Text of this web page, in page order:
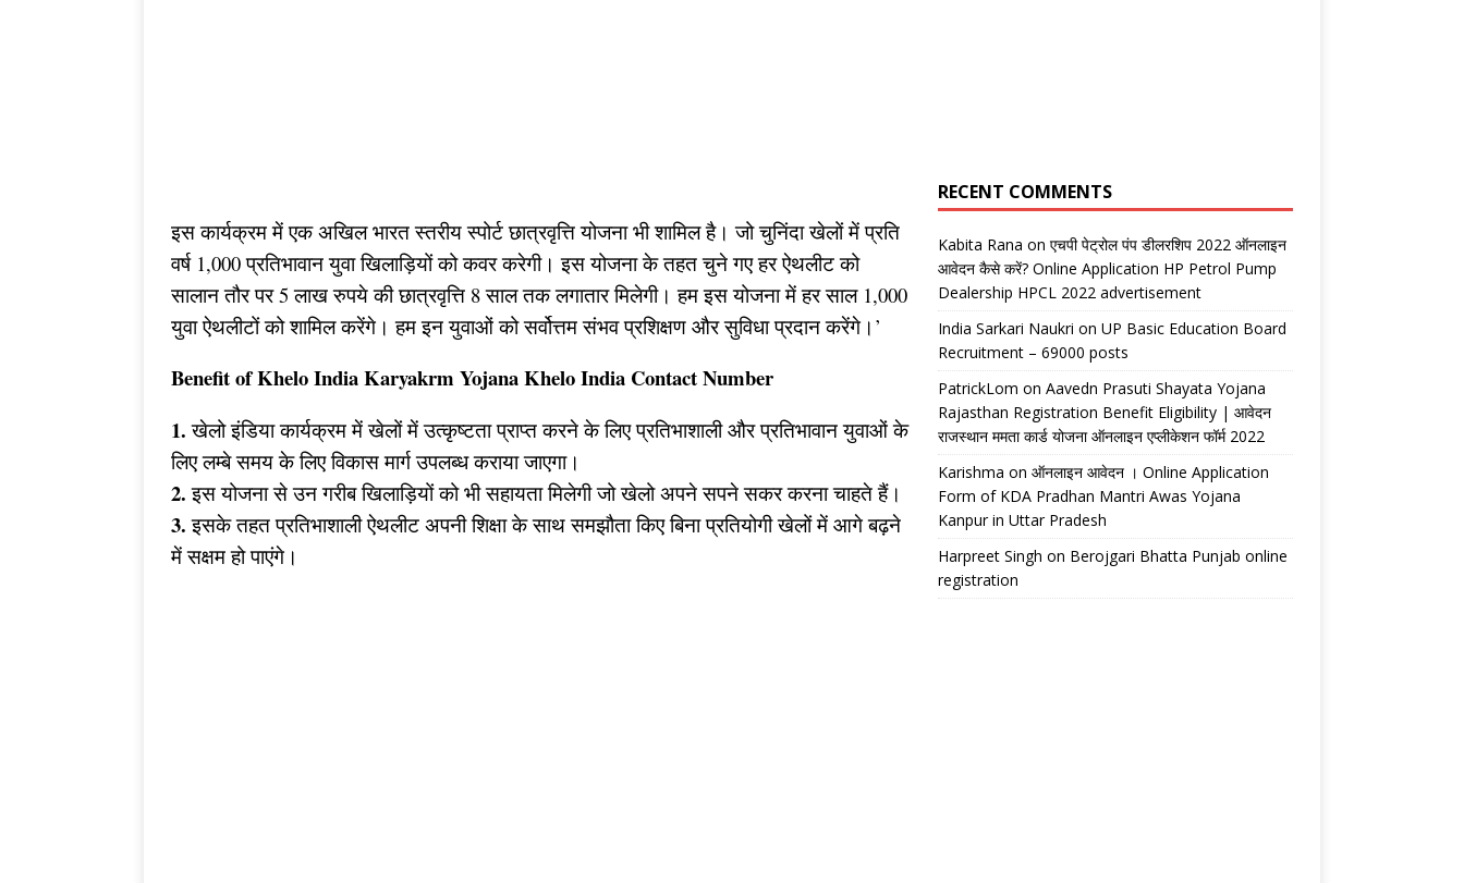
इस कार्यक्रम में एक अखिल भारत स्तरीय स्पोर्ट छात्रवृत्ति योजना भी शामिल है। जो चुनिंदा खेलों में प्रति
वर्ष 1,000 प्रतिभावान युवा खिलाड़ियों को कवर करेगी। इस योजना के तहत चुने गए हर ऐथलीट को
सालान तौर पर 5 लाख रुपये की छात्रवृत्ति 8 साल तक लगातार मिलेगी। हम इस योजना में हर साल 1,000
युवा ऐथलीटों को शामिल करेंगे। हम इन युवाओं को सर्वोत्तम संभव प्रशिक्षण और सुविधा प्रदान करेंगे।’
Benefit of Khelo India Karyakrm Yojana Khelo India Contact Number
1. खेलो इंडिया कार्यक्रम में खेलों में उत्कृष्टता प्राप्त करने के लिए प्रतिभाशाली और प्रतिभावान युवाओं के
लिए लम्बे समय के लिए विकास मार्ग उपलब्ध कराया जाएगा।
2. इस योजना से उन गरीब खिलाड़ियों को भी सहायता मिलेगी जो खेलो अपने सपने सकर करना चाहते हैं।
3. इसके तहत प्रतिभाशाली ऐथलीट अपनी शिक्षा के साथ समझौता किए बिना प्रतियोगी खेलों में आगे बढ़ने
में सक्षम हो पाएंगे।
RECENT COMMENTS
Kabita Rana on एचपी पेट्रोल पंप डीलरशिप 2022 ऑनलाइन
आवेदन कैसे करें? Online Application HP Petrol Pump
Dealership HPCL 2022 advertisement
India Sarkari Naukri on UP Basic Education Board
Recruitment – 69000 posts
PatrickLom on Aavedn Prasuti Shayata Yojana
Rajasthan Registration Benefit Eligibility | आवेदन
राजस्थान ममता कार्ड योजना ऑनलाइन एप्लीकेशन फॉर्म 2022
Karishma on ऑनलाइन आवेदन । Online Application
Form of KDA Pradhan Mantri Awas Yojana
Kanpur in Uttar Pradesh
Harpreet Singh on Berojgari Bhatta Punjab online
registration